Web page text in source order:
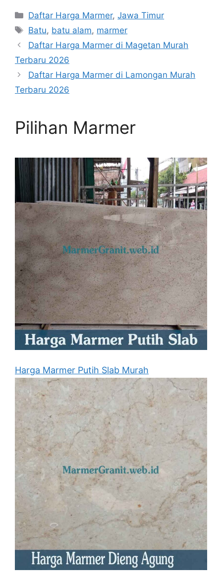
Kategori
Daftar Harga Marmer,Jawa Timur
Tag
Batu, batu alam, marmer
Daftar Harga Marmer di Magetan Murah
Terbaru 2026
Daftar Harga Marmer di Lamongan Murah
Terbaru 2026
Pilihan Marmer
Harga Marmer Putih Slab Murah